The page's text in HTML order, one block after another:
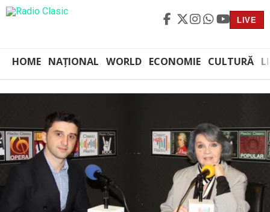
LIVE
HOME NAȚIONAL WORLD ECONOMIE CULTURĂ